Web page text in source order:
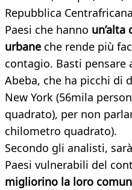
Repubblica
Paesi che hanno
urbane che rende più
contagio. Basti pensare
Abeba, che ha picchi di
New York (56mila
quadrato), per non
chilometro quadrato).
Secondo gli analisti,
Paesi vulnerabili del
migliorino la loro